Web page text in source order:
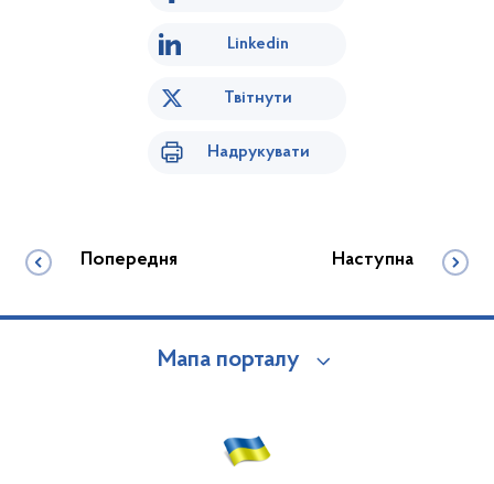
Linkedin
Твітнути
Надрукувати
Попередня Наступна
Мапа порталу